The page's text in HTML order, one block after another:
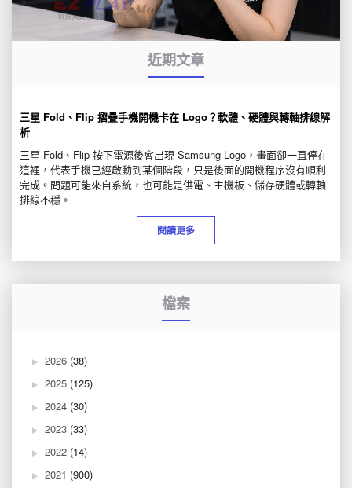
近期文章
三星 Fold、Flip 摺疊手機開機卡在 Logo？軟體、硬體與轉軸排線解
析
三星 Fold、Flip 按下電源後會出現 Samsung Logo，畫面卻一直停在
這裡，代表手機已經啟動到某個階段，只是後面的開機程序沒有順利
完成。問題可能來自系統，也可能是供電、主機板、儲存硬體或轉軸
排線不穩。
閱讀更多
檔案
2026 (38)
2025 (125)
2024 (30)
2023 (33)
2022 (14)
2021 (900)